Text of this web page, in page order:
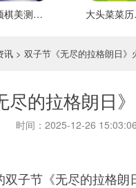
云顶棋美测服 最新版 大
讯 > 双子节《无尽的拉格朗日》
尽的拉格朗日
时间：2025-12-26
双子节《无尽的拉格